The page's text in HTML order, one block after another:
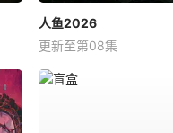
人鱼2026
更新至第08集